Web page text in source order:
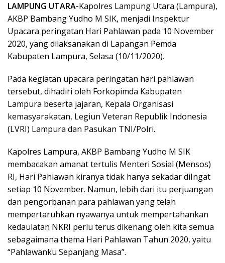
LAMPUNG UTARA-Kapolres Lampung Utara (Lampura),
AKBP Bambang Yudho M SIK, menjadi Inspektur
Upacara peringatan Hari Pahlawan pada 10 November
2020, yang dilaksanakan di Lapangan Pemda
Kabupaten Lampura, Selasa (10/11/2020).
Pada kegiatan upacara peringatan hari pahlawan
tersebut, dihadiri oleh Forkopimda Kabupaten
Lampura beserta jajaran, Kepala Organisasi
kemasyarakatan, Legiun Veteran Republik Indonesia
(LVRI) Lampura dan Pasukan TNI/Polri.
Kapolres Lampura, AKBP Bambang Yudho M SIK
membacakan amanat tertulis Menteri Sosial (Mensos)
RI, Hari Pahlawan kiranya tidak hanya sekadar diIngat
setiap 10 November. Namun, lebih dari itu perjuangan
dan pengorbanan para pahlawan yang telah
mempertaruhkan nyawanya untuk mempertahankan
kedaulatan NKRI perlu terus dikenang oleh kita semua
sebagaimana thema Hari Pahlawan Tahun 2020, yaitu
“Pahlawanku Sepanjang Masa”.